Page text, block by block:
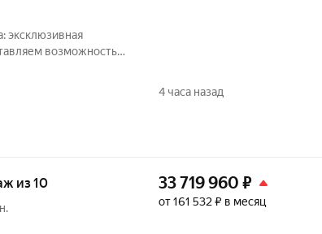
эксклюзивная
возможность
4 часа назад
из 10 33 719 960 ₽
от 161 532 ₽ в месяц